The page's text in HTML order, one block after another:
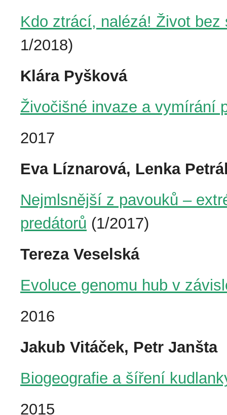
Kdo ztrácí, nalézá! Život
1/2018)
Klára Pyšková
Živočišné invaze a vymírání
2017
Eva Líznarová, Lenka
Nejmlsnější z pavouků –
predátorů (1/2017)
Tereza Veselská
Evoluce genomu hub v
2016
Jakub Vitáček, Petr Janšta
Biogeografie a šíření
2015